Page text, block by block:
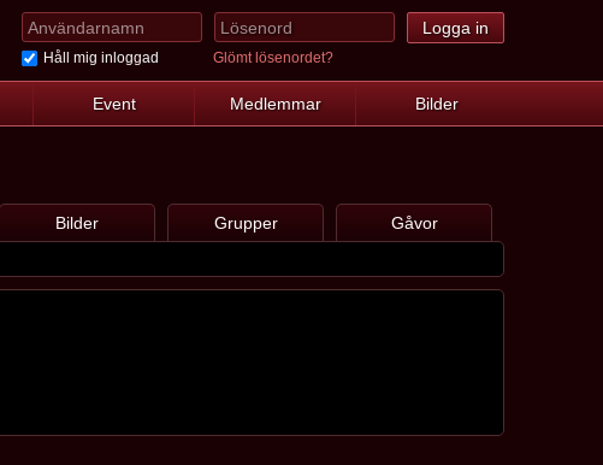
Håll mig inloggad Glömt lösenordet?
Event Medlemmar Bilder
Bilder Grupper Gåvor